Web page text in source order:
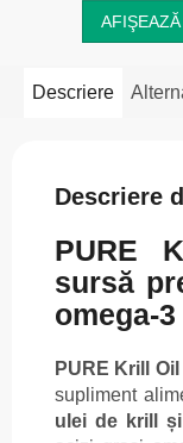
Descriere
Descriere
PURE
sursă
omega-
PURE Krill
supliment
ulei de krill